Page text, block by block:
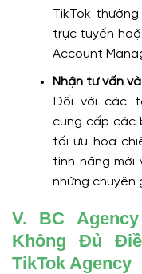
TikTok
trực tuyến
Account
Nhận tư vấn
Đối với các
cung cấp các
tối ưu hóa
tính năng mới
những chuyên
V. BC
Không Đủ
TikTok Agency